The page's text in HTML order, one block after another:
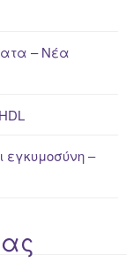
– Νέα
εγκυμοσύνη –